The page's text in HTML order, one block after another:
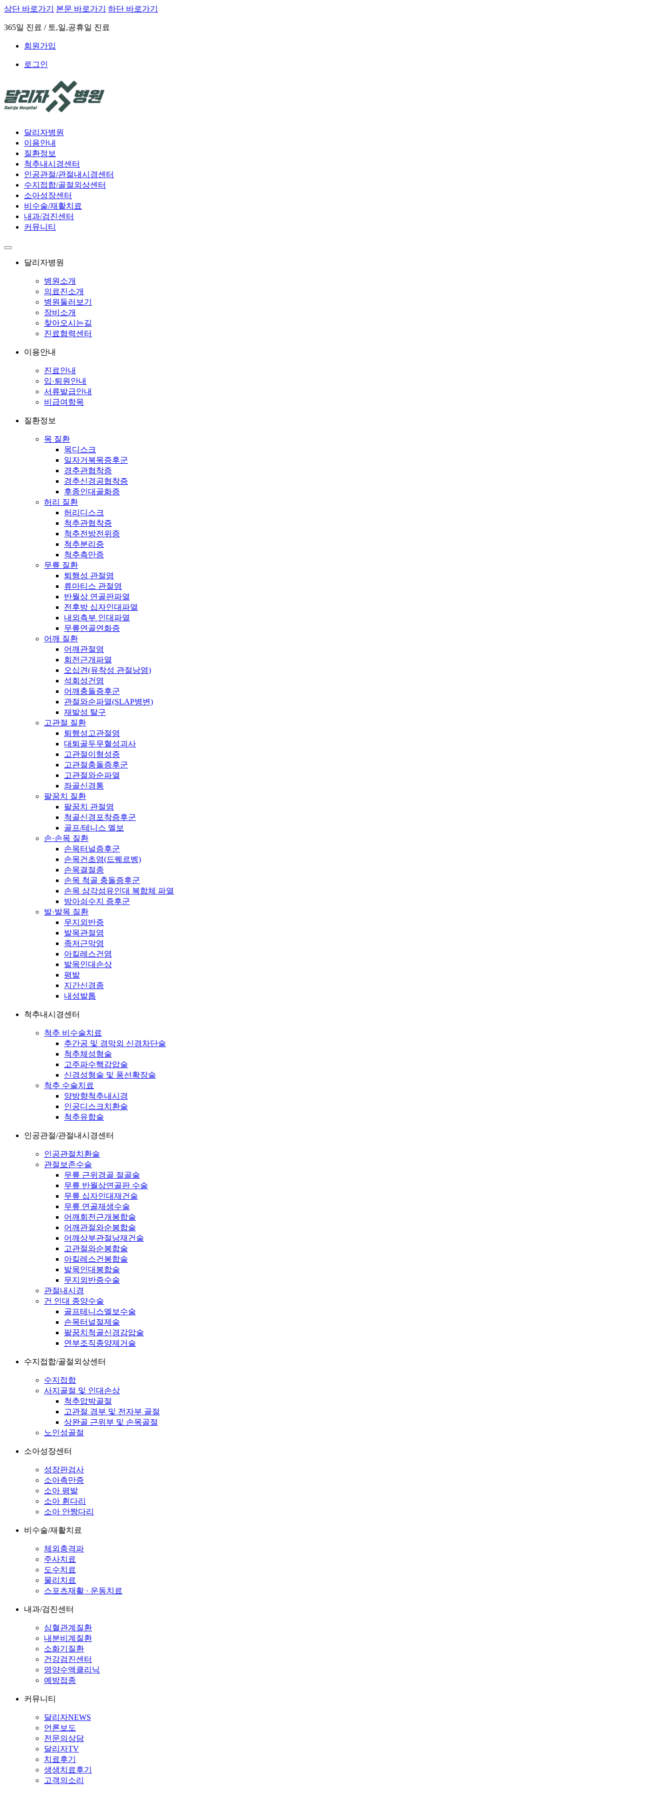
상단 바로가기 본문 바로가기 하단 바로가기
365일 진료 / 토,일,공휴일 진료
회원가입
로그인
달리자병원
이용안내
질환정보
척추내시경센터
인공관절/관절내시경센터
수지접합/골절외상센터
소아성장센터
비수술/재활치료
내과/검진센터
커뮤니티
달리자병원
병원소개
의료진소개
병원둘러보기
장비소개
찾아오시는길
진료협력센터
이용안내
진료안내
입·퇴원안내
서류발급안내
비급여항목
질환정보
목 질환
목디스크
일자거북목증후군
경추관협착증
경추신경공협착증
후종인대골화증
허리 질환
허리디스크
척추관협착증
척추전방전위증
척추분리증
척추측만증
무릎 질환
퇴행성 관절염
류마티스 관절염
반월상 연골판파열
전후방 십자인대파열
내외측부 인대파열
무릎연골연화증
어깨 질환
어깨관절염
회전근개파열
오십견(유착성 관절낭염)
석회성건염
어깨충돌증후군
관절와순파열(SLAP병변)
재발성 탈구
고관절 질환
퇴행성고관절염
대퇴골두무혈성괴사
고관절이형성증
고관절충돌증후군
고관절와순파열
좌골신경통
팔꿈치 질환
팔꿈치 관절염
척골신경포착증후군
골프/테니스 엘보
손·손목 질환
손목터널증후군
손목건초염(드퀘르벵)
손목결절종
손목 척골 충돌증후군
손목 삼각섬유인대 복합체 파열
방아쇠수지 증후군
발·발목 질환
무지외반증
발목관절염
족저근막염
아킬레스건염
발목인대손상
평발
지간신경종
내성발톱
척추내시경센터
척추 비수술치료
추간공 및 경막외 신경차단술
척추체성형술
고주파수핵감압술
신경성형술 및 풍선확장술
척추 수술치료
양방향척추내시경
인공디스크치환술
척추유합술
인공관절/관절내시경센터
인공관절치환술
관절보존수술
무릎 근위경골 절골술
무릎 반월상연골판 수술
무릎 십자인대재건술
무릎 연골재생수술
어깨회전근개봉합술
어깨관절와순봉합술
어깨상부관절낭재건술
고관절와순봉합술
아킬레스건봉합술
발목인대봉합술
무지외반증수술
관절내시경
건 인대 종양수술
골프테니스엘보수술
손목터널절제술
팔꿈치척골신경감압술
연부조직종양제거술
수지접합/골절외상센터
수지접합
사지골절 및 인대손상
척추압박골절
고관절 경부 및 전자부 골절
상완골 근위부 및 손목골절
노인성골절
소아성장센터
성장판검사
소아측만증
소아 평발
소아 휜다리
소아 안짱다리
비수술/재활치료
체외충격파
주사치료
도수치료
물리치료
스포츠재활 · 운동치료
내과/검진센터
심혈관계질환
내분비계질환
소화기질환
건강검진센터
영양수액클리닉
예방접종
커뮤니티
달리자NEWS
언론보도
전문의상담
달리자TV
치료후기
생생치료후기
고객의소리